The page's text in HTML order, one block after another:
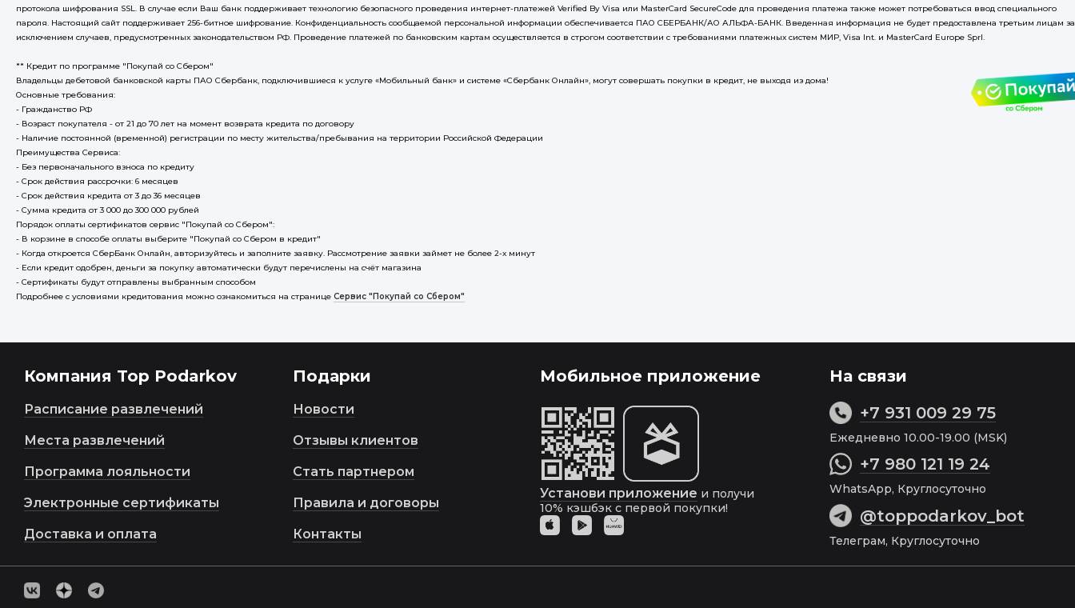
протокола шифрования SSL. В случае если Ваш банк поддерживает технологию безопасного проведения интернет-платежей Verified By Visa или MasterCard SecureCode для проведения платежа также может потребоваться ввод специального
пароля. Настоящий сайт поддерживает 256-битное шифрование. Конфиденциальность сообщаемой персональной информации обеспечивается ПАО СБЕРБАНК/АО АЛЬФА-БАНК. Введенная информация не будет предоставлена третьим лицам за
исключением случаев, предусмотренных законодательством РФ. Проведение платежей по банковским картам осуществляется в строгом соответствии с требованиями платежных систем МИР, Visa Int. и MasterCard Europe Sprl.
** Кредит по программе "Покупай со Сбером"
Владельцы дебетовой банковской карты ПАО Сбербанк, подключившиеся к услуге «Мобильный банк» и системе «Сбербанк Онлайн», могут совершать покупки в кредит, не выходя из дома!
Основные требования:
- Гражданство РФ
- Возраст покупателя - от 21 до 70 лет на момент возврата кредита по договору
- Наличие постоянной (временной) регистрации по месту жительства/пребывания на территории Российской Федерации
Преимущества Сервиса:
- Без первоначального взноса по кредиту
- Срок действия рассрочки: 6 месяцев
- Срок действия кредита от 3 до 36 месяцев
- Сумма кредита от 3 000 до 300 000 рублей
Порядок оплаты сертификатов сервис "Покупай со Сбером":
- В корзине в способе оплаты выберите "Покупай со Сбером в кредит"
- Когда откроется СберБанк Онлайн, авторизуйтесь и заполните заявку. Рассмотрение заявки займет не более 2-х минут
- Если кредит одобрен, деньги за покупку автоматически будут перечислены на счёт магазина
- Сертификаты будут отправлены выбранным способом
Подробнее с условиями кредитования можно ознакомиться на странице Cервис "Покупай со Сбером"
Компания Top Podarkov
Расписание развлечений
Места развлечений
Программа лояльности
Электронные сертификаты
Доставка и оплата
Подарки
Новости
Отзывы клиентов
Стать партнером
Правила и договоры
Контакты
Мобильное приложение
Установи приложение и получи
10% кэшбэк с первой покупки!
На связи
+7 931 009 29 75
Ежедневно 10.00-19.00 (MSK)
+7 980 121 19 24
WhatsApp, Круглосуточно
@toppodarkov_bot
Телеграм, Круглосуточно